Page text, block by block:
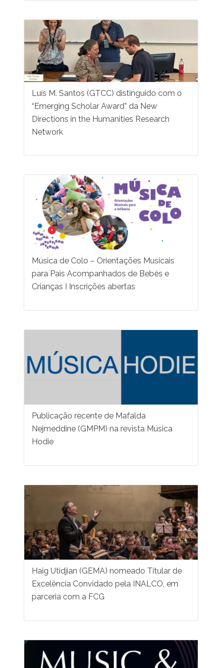
Luís M. Santos (GTCC) distinguido com o
“Emerging Scholar Award” da New
Directions in the Humanities Research
Network
Música de Colo – Orientações Musicais
para Pais Acompanhados de Bebés e
Crianças I Inscrições abertas
Publicação recente de Mafalda
Nejmeddine (GMPM) na revista Música
Hodie
Haig Utidjian (GEMA) nomeado Titular de
Excelência Convidado pela INALCO, em
parceria com a FCG